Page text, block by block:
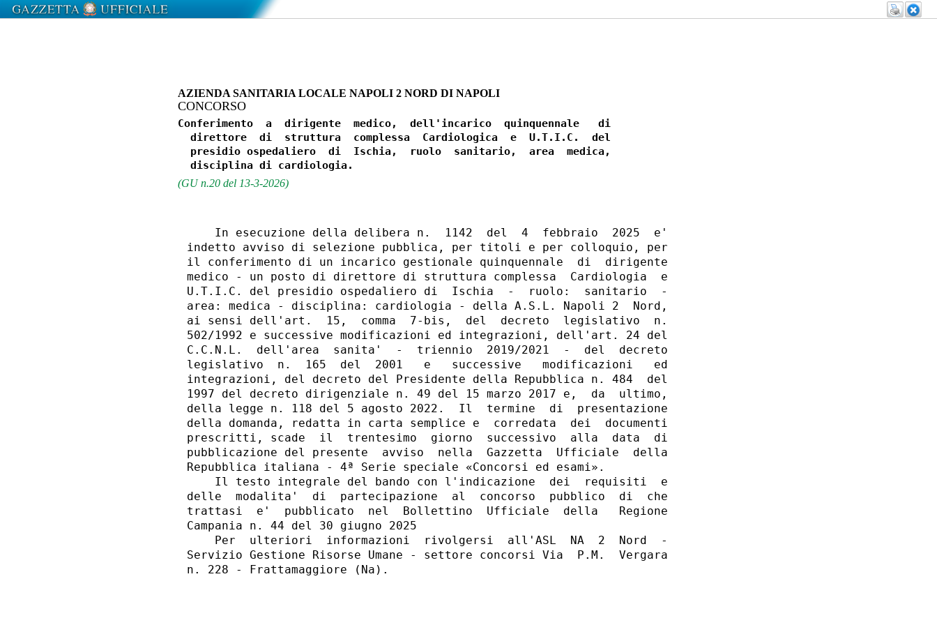
AZIENDA SANITARIA LOCALE NAPOLI 2 NORD DI NAPOLI
CONCORSO
Conferimento  a  dirigente  medico,  dell'incarico  quinquennale   di
  direttore  di  struttura  complessa  Cardiologica  e  U.T.I.C.  del
  presidio ospedaliero  di  Ischia,  ruolo  sanitario,  area  medica,
(GU n.20 del 13-3-2026)
    In esecuzione della delibera n.  1142  del  4  febbraio  2025  e'
indetto avviso di selezione pubblica, per titoli e per colloquio, per
il conferimento di un incarico gestionale quinquennale  di  dirigente
medico - un posto di direttore di struttura complessa  Cardiologia  e
U.T.I.C. del presidio ospedaliero di  Ischia  -  ruolo:  sanitario  -
area: medica - disciplina: cardiologia - della A.S.L. Napoli 2  Nord,
ai sensi dell'art.  15,  comma  7-bis,  del  decreto  legislativo  n.
502/1992 e successive modificazioni ed integrazioni, dell'art. 24 del
C.C.N.L.  dell'area  sanita'  -  triennio  2019/2021  -  del  decreto
legislativo  n.  165  del  2001   e   successive   modificazioni   ed
integrazioni, del decreto del Presidente della Repubblica n. 484  del
1997 del decreto dirigenziale n. 49 del 15 marzo 2017 e,  da  ultimo,
della legge n. 118 del 5 agosto 2022.  Il  termine  di  presentazione
della domanda, redatta in carta semplice e  corredata  dei  documenti
prescritti, scade  il  trentesimo  giorno  successivo  alla  data  di
pubblicazione del presente  avviso  nella  Gazzetta  Ufficiale  della
Repubblica italiana - 4ª Serie speciale «Concorsi ed esami».
    Il testo integrale del bando con l'indicazione  dei  requisiti  e
delle  modalita'  di  partecipazione  al  concorso  pubblico  di  che
trattasi  e'  pubblicato  nel  Bollettino  Ufficiale  della   Regione
Campania n. 44 del 30 giugno 2025
    Per  ulteriori  informazioni  rivolgersi  all'ASL  NA  2  Nord  -
Servizio Gestione Risorse Umane - settore concorsi Via  P.M.  Vergara
n. 228 - Frattamaggiore (Na).